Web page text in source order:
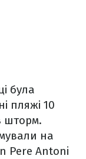
була
пляжі 10
шторм.
на
Pere Antoni